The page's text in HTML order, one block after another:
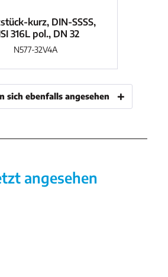
kurz, DIN-SSSS,
316L pol., DN 32
N577-32V4A
sich ebenfalls angesehen
angesehen